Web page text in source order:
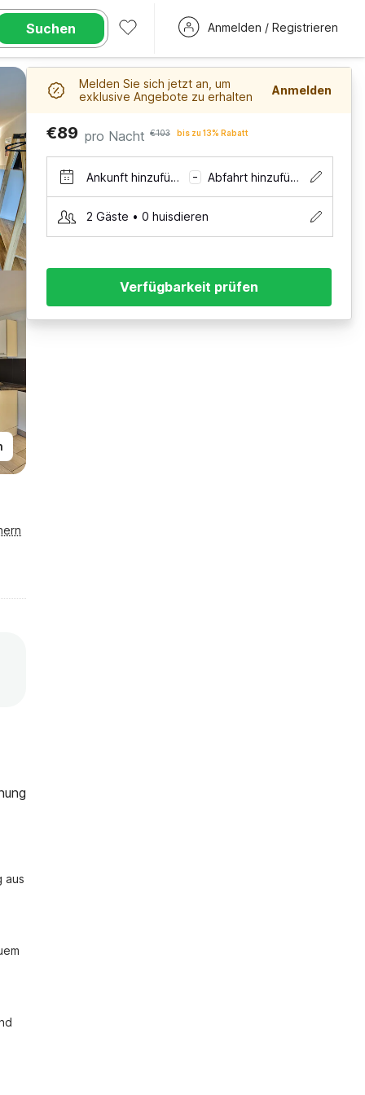
Suchen Anmelden / Registrieren
aus
Melden Sie sich jetzt an, um
exklusive Angebote zu erhalten
Anmelden
€89 pro Nacht €103 bis zu 13% Rabatt
Ankunft hinzufügen – Abfahrt hinzufügen
2 Gäste • 0 huisdieren
Verfügbarkeit prüfen